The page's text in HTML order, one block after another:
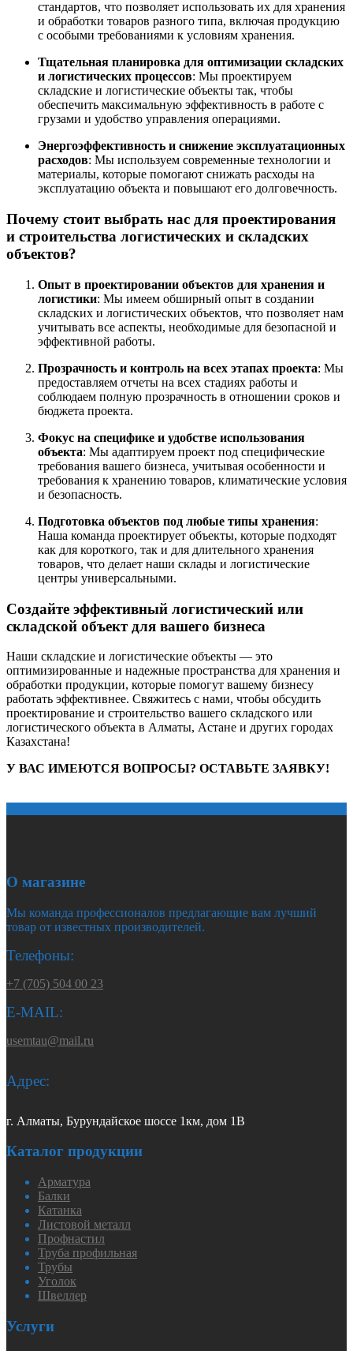
стандартов, что позволяет использовать их для хранения
и обработки товаров разного типа, включая продукцию
с особыми требованиями к условиям хранения.
Тщательная планировка для оптимизации складских
и логистических процессов: Мы проектируем
складские и логистические объекты так, чтобы
обеспечить максимальную эффективность в работе с
грузами и удобство управления операциями.
Энергоэффективность и снижение эксплуатационных
расходов: Мы используем современные технологии и
материалы, которые помогают снижать расходы на
эксплуатацию объекта и повышают его долговечность.
Почему стоит выбрать нас для проектирования
и строительства логистических и складских
объектов?
Опыт в проектировании объектов для хранения и
логистики: Мы имеем обширный опыт в создании
складских и логистических объектов, что позволяет нам
учитывать все аспекты, необходимые для безопасной и
эффективной работы.
Прозрачность и контроль на всех этапах проекта: Мы
предоставляем отчеты на всех стадиях работы и
соблюдаем полную прозрачность в отношении сроков и
бюджета проекта.
Фокус на специфике и удобстве использования
объекта: Мы адаптируем проект под специфические
требования вашего бизнеса, учитывая особенности и
требования к хранению товаров, климатические условия
и безопасность.
Подготовка объектов под любые типы хранения:
Наша команда проектирует объекты, которые подходят
как для короткого, так и для длительного хранения
товаров, что делает наши склады и логистические
центры универсальными.
Создайте эффективный логистический или
складской объект для вашего бизнеса
Наши складские и логистические объекты — это
оптимизированные и надежные пространства для хранения и
обработки продукции, которые помогут вашему бизнесу
работать эффективнее. Свяжитесь с нами, чтобы обсудить
проектирование и строительство вашего складского или
логистического объекта в Алматы, Астане и других городах
Казахстана!
У ВАС ИМЕЮТСЯ ВОПРОСЫ? ОСТАВЬТЕ ЗАЯВКУ!
О магазине
Мы команда профессионалов предлагающие вам лучший
товар от известных производителей.
Телефоны:
+7 (705) 504 00 23
E-MAIL:
usemtau@mail.ru
Адрес:
г. Алматы, Бурундайское шоссе 1км, дом 1В
Каталог продукции
Арматура
Балки
Катанка
Листовой металл
Профнастил
Труба профильная
Трубы
Уголок
Швеллер
Услуги